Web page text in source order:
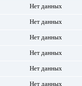
Нет данных
Нет данных
Нет данных
Нет данных
Нет данных
Нет данных